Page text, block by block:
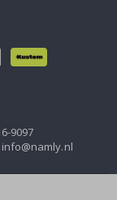
9097
info@namly.nl